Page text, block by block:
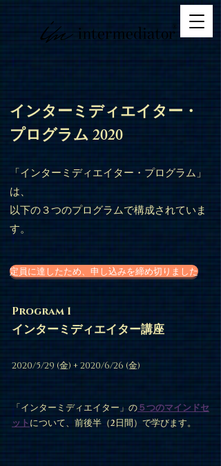
インターミディエイター・
プログラム 2020
「インターミディエイター・プログラム」
は、
以下の３つのプログラムで構成されていま
す。
Program 1
インターミディエイター講座
2020/5/29 (金) + 2020/6/26 (金)
「インターミディエイター」の５つのマインドセ
ットについて、前後半（2日間）で学びます。
定員に達したため、申し込みを締め切りました